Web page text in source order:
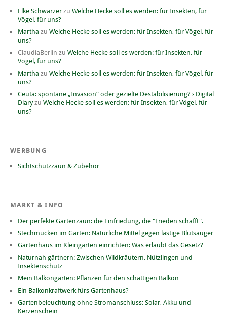
Elke Schwarzer zu Welche Hecke soll es werden: für Insekten, für
Vögel, für uns?
Martha zu Welche Hecke soll es werden: für Insekten, für Vögel, für
uns?
ClaudiaBerlin zu Welche Hecke soll es werden: für Insekten, für
Vögel, für uns?
Martha zu Welche Hecke soll es werden: für Insekten, für Vögel, für
uns?
Ceuta: spontane „Invasion“ oder gezielte Destabilisierung? › Digital
Diaryzu Welche Hecke soll es werden: für Insekten, für Vögel, für
uns?
WERBUNG
Sichtschutzzaun & Zubehör
MARKT & INFO
Der perfekte Gartenzaun: die Einfriedung, die "Frieden schafft".
Stechmücken im Garten: Natürliche Mittel gegen lästige Blutsauger
Gartenhaus im Kleingarten einrichten: Was erlaubt das Gesetz?
Naturnah gärtnern: Zwischen Wildkräutern, Nützlingen und
Insektenschutz
Mein Balkongarten: Pflanzen für den schattigen Balkon
Ein Balkonkraftwerk fürs Gartenhaus?
Gartenbeleuchtung ohne Stromanschluss: Solar, Akku und
Kerzenschein